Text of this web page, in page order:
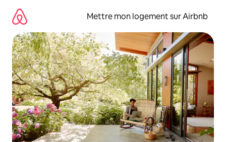
directement
contenu
Mettre mon logement sur Airbnb